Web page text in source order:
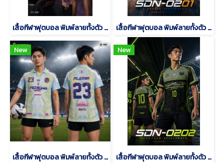
เสื้อกีฬาฟุตบอล พิมพ์ลายทั้งตัว เนื้อผ้า "นาโนเทค"SD-500 เสื้อกีฬาฟุตบอล พิมพ์ลายทั้งตัว เนื้อผ้า "นาโนเทค"SDN-0201
New
เสื้อกีฬาฟุตบอล พิมพ์ลายทั้งตัว เนื้อผ้า "นาโนเทค"SD-484
New
เสื้อกีฬาฟุตบอล พิมพ์ลายทั้งตัว เนื้อผ้า "นาโนเทค"SDN-0202